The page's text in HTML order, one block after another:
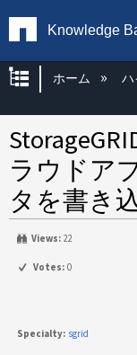
Knowledge
グローバ
ホーム ハ
ラウドア
タを書き
Views: 22
Votes: 0
Specialty: sgrid